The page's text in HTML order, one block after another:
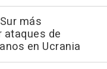
más
ataques de
en Ucrania